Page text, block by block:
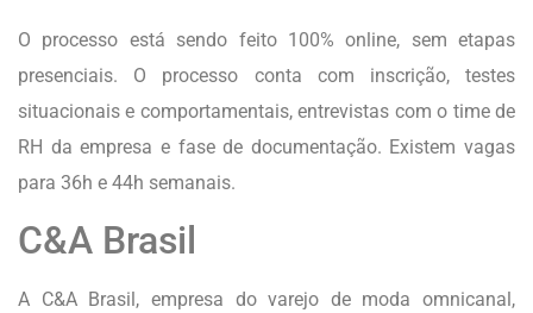
O processo está sendo feito 100% online, sem etapas
presenciais. O processo conta com inscrição, testes
situacionais e comportamentais, entrevistas com o time de
RH da empresa e fase de documentação. Existem vagas
para 36h e 44h semanais.
C&A Brasil
A C&A Brasil, empresa do varejo de moda omnicanal,